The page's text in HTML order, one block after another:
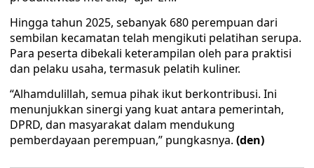
Hingga tahun 2025, sebanyak 680 perempuan dari
sembilan kecamatan telah mengikuti pelatihan serupa.
Para peserta dibekali keterampilan oleh para praktisi
dan pelaku usaha, termasuk pelatih kuliner.
“Alhamdulillah, semua pihak ikut berkontribusi. Ini
menunjukkan sinergi yang kuat antara pemerintah,
DPRD, dan masyarakat dalam mendukung
pemberdayaan perempuan,” pungkasnya. (den)